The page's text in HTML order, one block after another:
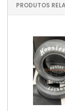
PRODUTOS